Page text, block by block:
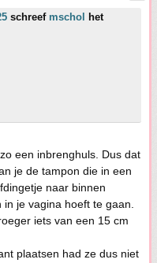
schreef mschol
het
een inbrenghuls. Dus dat
je de tampon die in een
naar binnen
je vagina hoeft te gaan.
iets van een 15 cm
plaatsen had ze dus niet